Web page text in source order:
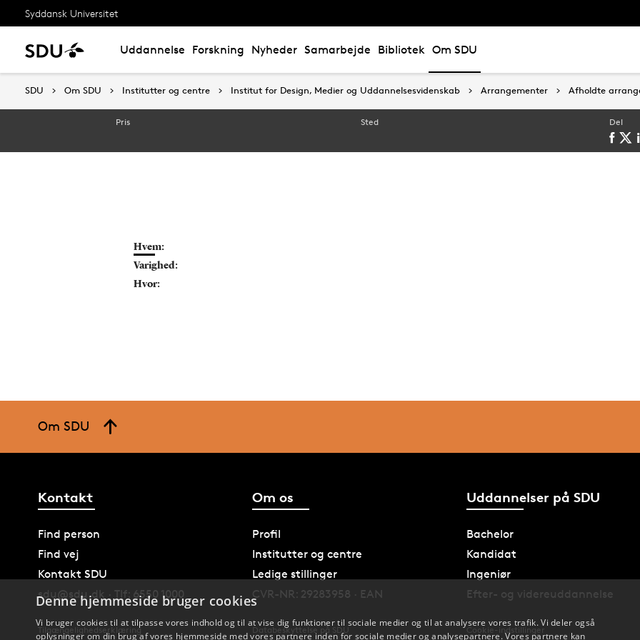
Syddansk Universitet
Uddannelse Forskning Nyheder Samarbejde Bibliotek Om SDU
SDU Om SDU Institutter og centre Institut for Design, Medier og Uddannelsesvidenskab Arrangementer Afholdte
Pris Sted Del
SDU Om SDU Institutter og centre Institut for Design, Medier og Uddannelsesvidenskab Arrangementer Afholdte
Hvem:
Varighed:
Hvor:
Om SDU
Kontakt
Find person
Find vej
Kontakt SDU
sdu@sdu.dk · Tlf: 6550 1000
Om os
Profil
Institutter og centre
Ledige stillinger
CVR-NR: 29283958 · EAN
Uddannelser på SDU
Bachelor
Kandidat
Ingeniør
Efter- og videreuddannelse
Tilgængelighedserklæring Databeskyttelse på SDU Cookie-indstillinger
Denne hjemmeside bruger cookies
Vi bruger cookies til at tilpasse vores indhold og til at vise dig funktioner til sociale medier og til at analysere vores trafik. Vi deler også
oplysninger om din brug af vores hjemmeside med vores partnere inden for sociale medier og analysepartnere. Vores partnere kan